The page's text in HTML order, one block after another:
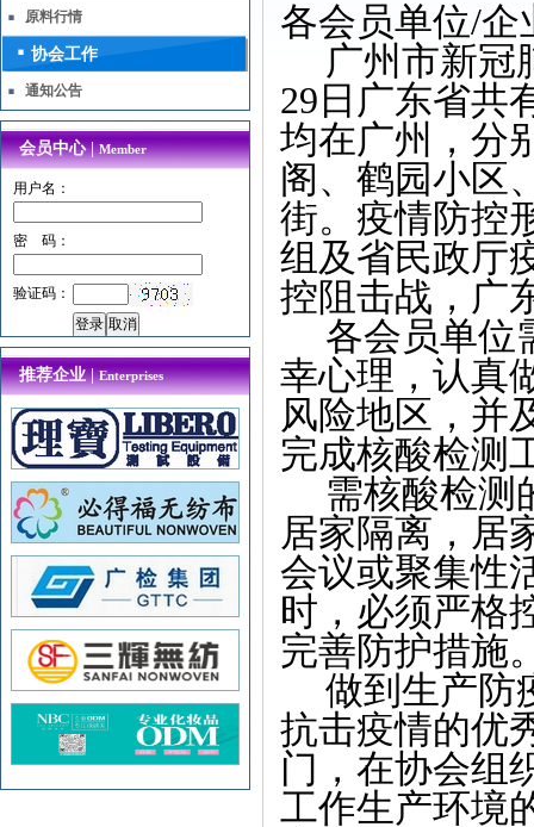
各会员单位/企
广州市新冠
29 日广东省共
均在广州，分
阁、鹤园小区
街。疫情防控
组及省民政厅
控阻击战，广
各会员单位
幸心理，认真
风险地区，并
完成核酸检测
需核酸检测
居家隔离，居
会议或聚集性
时，必须严格
完善防护措施
做到生产防
抗击疫情的优
门，在协会组
工作生产环境
原料行情
协会工作
通知公告
会员中心 |Member
用户名：
密 码：
验证码：
推荐企业 |Enterprises